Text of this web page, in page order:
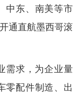
中东、南美等市
通直航墨西哥滚
需求，为企业量
零配件制造、出